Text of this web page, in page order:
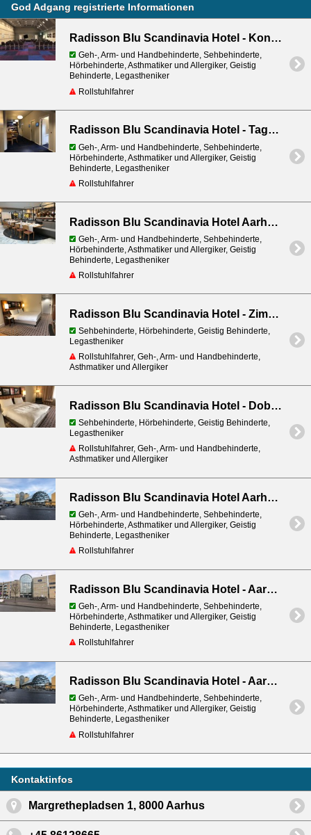
God Adgang registrierte Informationen
Radisson Blu Scandinavia Hotel - Konferenzsäle
Geh-, Arm- und Handbehinderte, Sehbehinderte,
Hörbehinderte, Asthmatiker und Allergiker, Geistig
Behinderte, Legastheniker
Rollstuhlfahrer
Radisson Blu Scandinavia Hotel - Tagungsräume
Geh-, Arm- und Handbehinderte, Sehbehinderte,
Hörbehinderte, Asthmatiker und Allergiker, Geistig
Behinderte, Legastheniker
Rollstuhlfahrer
Radisson Blu Scandinavia Hotel Aarhus - RAA Nordic Brasserie & Bar
Geh-, Arm- und Handbehinderte, Sehbehinderte,
Hörbehinderte, Asthmatiker und Allergiker, Geistig
Behinderte, Legastheniker
Rollstuhlfahrer
Radisson Blu Scandinavia Hotel - Zimmer - Behindertenfreundlich
Sehbehinderte, Hörbehinderte, Geistig Behinderte,
Legastheniker
Rollstuhlfahrer, Geh-, Arm- und Handbehinderte,
Asthmatiker und Allergiker
Radisson Blu Scandinavia Hotel - Dobbeltzimmer
Sehbehinderte, Hörbehinderte, Geistig Behinderte,
Legastheniker
Rollstuhlfahrer, Geh-, Arm- und Handbehinderte,
Asthmatiker und Allergiker
Radisson Blu Scandinavia Hotel Aarhus - Restaurant Scenario
Geh-, Arm- und Handbehinderte, Sehbehinderte,
Hörbehinderte, Asthmatiker und Allergiker, Geistig
Behinderte, Legastheniker
Rollstuhlfahrer
Radisson Blu Scandinavia Hotel - Aarhus Congress Center (Eingang West)
Geh-, Arm- und Handbehinderte, Sehbehinderte,
Hörbehinderte, Asthmatiker und Allergiker, Geistig
Behinderte, Legastheniker
Rollstuhlfahrer
Radisson Blu Scandinavia Hotel - Aarhus Congress Center (Eingang Ost)
Geh-, Arm- und Handbehinderte, Sehbehinderte,
Hörbehinderte, Asthmatiker und Allergiker, Geistig
Behinderte, Legastheniker
Rollstuhlfahrer
Kontaktinfos
Margrethepladsen 1, 8000 Aarhus